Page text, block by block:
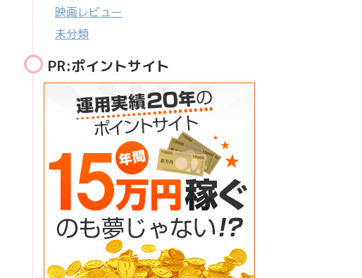
映画レビュー
未分類
PR:ポイントサイト